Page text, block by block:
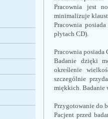
Pracownia jest
minimalizuje
Pracownia
płytach CD).
Pracownia
Badanie dzięki
określenie
szczególnie
miękkich. Badanie
Przygotowanie do
Pacjent przed